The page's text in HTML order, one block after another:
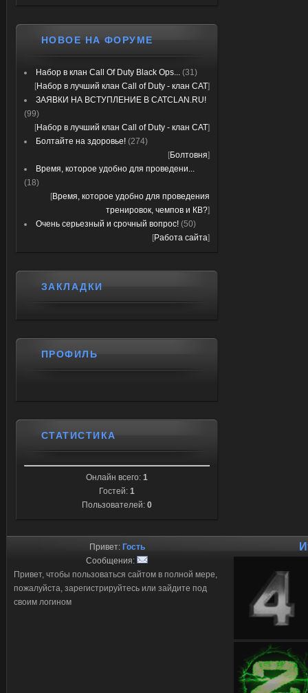
НОВОЕ НА ФОРУМЕ
Набор в клан Call Of Duty Black Ops... (31)
[Набор в лучший клан Call of Duty - клан CAT]
ЗАЯВКИ НА ВСТУПЛЕНИЕ В CATCLAN.RU!
(99)
[Набор в лучший клан Call of Duty - клан CAT]
Болтайте на здоровье! (274)
[Болтовня]
Время, которое удобно для проведени...
(18)
[Время, которое удобно для проведения
тренировок, чемпов и КВ?]
Очень серьезный и срочный вопрос! (50)
[Работа сайта]
ЗАКЛАДКИ
ПРОФИЛЬ
СТАТИСТИКА
Онлайн всего: 1
Гостей: 1
Пользователей: 0
Привет: Гость
Сообщения:
Привет, чтобы пользоваться сайтом в полной мере,
пожалуйста, зарегистрируйтесь или зайдите под
своим логином